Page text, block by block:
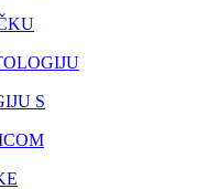
S